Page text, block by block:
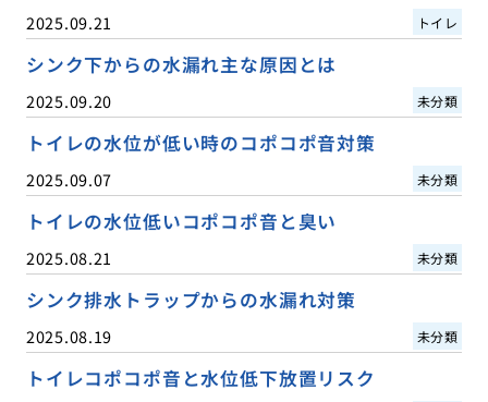
2025.09.21 トイレ
シンク下からの水漏れ主な原因とは
2025.09.20 未分類
トイレの水位が低い時のコポコポ音対策
2025.09.07 未分類
トイレの水位低いコポコポ音と臭い
2025.08.21 未分類
シンク排水トラップからの水漏れ対策
2025.08.19 未分類
トイレコポコポ音と水位低下放置リスク